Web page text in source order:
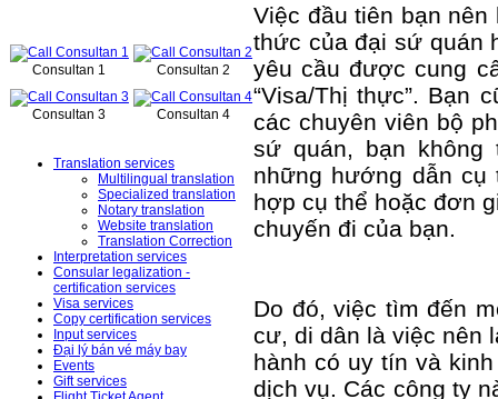
Consultan 1 Consultan 2
Consultan 3 Consultan 4
Translation services
Multilingual translation
Specialized translation
Notary translation
Website translation
Translation Correction
Interpretation services
Consular legalization -
certification services
Visa services
Copy certification services
Input services
Đại lý bán vé máy bay
Events
Gift services
Việc đầu tiên bạn
thức của đại sứ quán
yêu cầu được cung
“Visa/Thị thực”. Bạn
các chuyên viên bộ
sứ quán, bạn không
những hướng dẫn
hợp cụ thể hoặc đơn
chuyến đi của bạn.
Do đó, việc tìm đến
cư, di dân là việc nên
hành có uy tín và
dịch vụ. Các công ty